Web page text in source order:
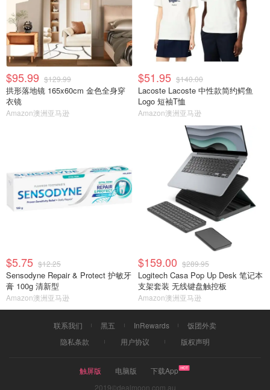
$95.99 $129.99
拱形落地镜 165x60cm 金色全身穿
衣镜
Amazon澳洲亚马逊
$51.95 $140.00
Lacoste Lacoste 中性款简约鳄鱼
Logo 短袖T恤
Amazon澳洲亚马逊
$5.75 $12.25
Sensodyne Repair & Protect 护敏牙
膏 100g 清新型
Amazon澳洲亚马逊
$159.00 $289.95
Logitech Casa Pop Up Desk 笔记本
支架套装 无线键盘触控板
Amazon澳洲亚马逊
联系我们 黑五 InRewards
饭团外卖
隐私条款
用户协议 版权声明
触屏版 电脑版
下载App
2019©dealmoon.com.au